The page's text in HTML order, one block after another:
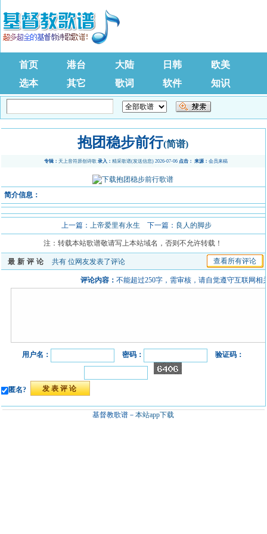
首页 港台 大陆 日韩
欧美
选本
其它 歌词 软件 知识
抱团稳步前行(简谱)
专辑： 天上音符原创诗歌 录入： 精采歌谱(发送信息) 2026-07-06点击： 来源： 会员来稿
简介信息：
上一篇： 上帝爱里有永生 下一篇： 良人的脚步
注：转载本站歌谱敬请写上本站域名，否则不允许转载！
最新评论 共有位网友发表了评论 查看所有评论
评论内容：不能超过250字，需审核，请自觉遵守互联网相
用户名： 密码： 验证码：
匿名?
基督教歌谱－本站app下载